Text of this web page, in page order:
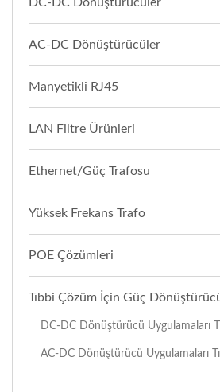
AC-DC Dönüştürücüler
Manyetikli RJ45
LAN Filtre Ürünleri
Ethernet/Güç Trafosu
Yüksek Frekans Trafo
POE Çözümleri
Tıbbi Çözüm İçin Güç
DC-DC Dönüştürücü Uygulamaları
AC-DC Dönüştürücü Uygulamaları